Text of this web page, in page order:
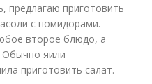
Патиссоны на зиму
предлагаю приготовить
с помидорами.
второе блюдо, а
яили
приготовить салат.